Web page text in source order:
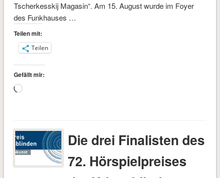
Tscherkesskij Magasin“. Am 15. August wurde im Foyer
des Funkhauses …
Teilen mit:
Teilen
Gefällt mir:
Wird
Die drei Finalisten des
72. Hörspielpreises